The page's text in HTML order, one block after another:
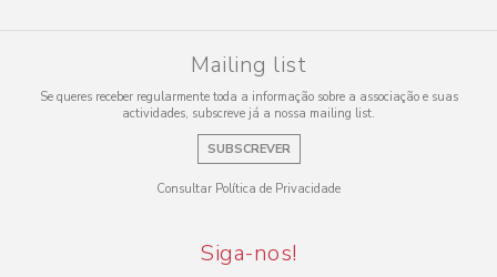
Mailing list
Se queres receber regularmente toda a informação sobre a associação e suas
actividades, subscreve já a nossa mailing list.
SUBSCREVER
Consultar Política de Privacidade
Siga-nos!